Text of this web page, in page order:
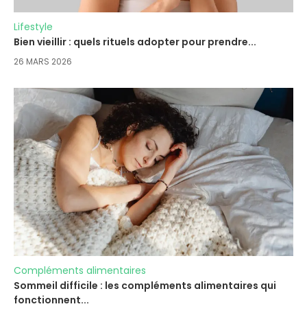
Lifestyle
Bien vieillir : quels rituels adopter pour prendre...
26 MARS 2026
Compléments alimentaires
Sommeil difficile : les compléments alimentaires qui
fonctionnent...